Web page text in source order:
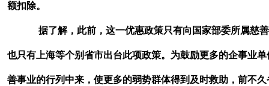
额扣除。
据了解，此前，这一优惠政策只有向国家部委所属慈
也只有上海等个别省市出台此项政策。为鼓励更多的企事业单
善事业的行列中来，使更多的弱势群体得到及时救助，前不